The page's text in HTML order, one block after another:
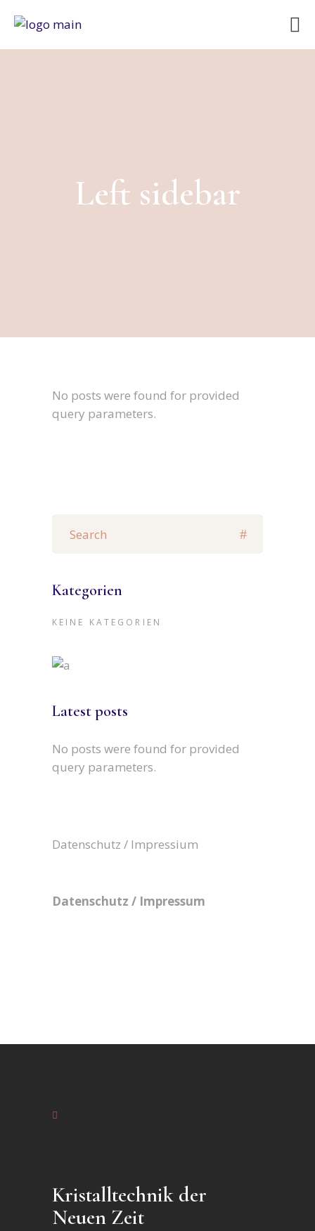
Left sidebar
No posts were found for provided
query parameters.
for:
Kategorien
KEINE KATEGORIEN
Latest posts
No posts were found for provided
query parameters.
Datenschutz / Impressium
Datenschutz / Impressum
Kristalltechnik der
Neuen Zeit